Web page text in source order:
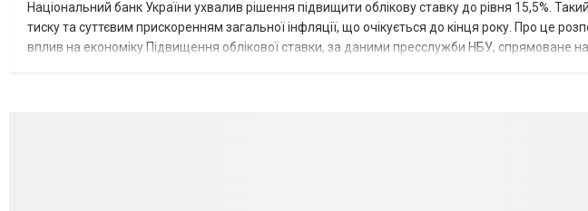
Національний банк України ухвалив рішення підвищити облікову ставку до рівня 15,5%.
тиску та суттєвим прискоренням загальної інфляції, що очікується до кінця року. Про це
вплив на економіку Підвищення облікової ставки, за даними пресслужби НБУ, спрямоване